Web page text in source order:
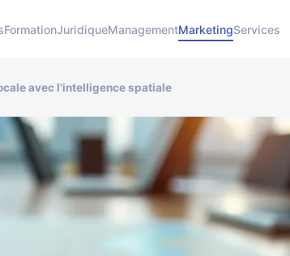
FormationJuridiqueManagementMarketingServices
avec l'intelligence spatiale